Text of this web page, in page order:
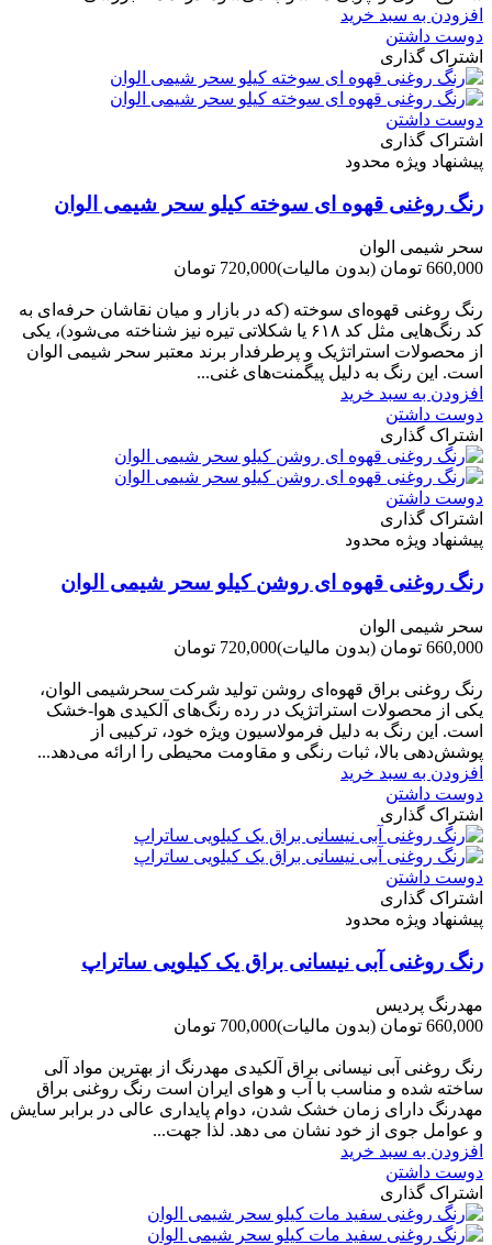
افزودن به سبد خرید
دوست داشتن
اشتراک گذاری
دوست داشتن
اشتراک گذاری
پیشنهاد ویژه محدود
رنگ روغنی قهوه ای سوخته کیلو سحر شیمی الوان
سحر شیمی الوان
660,000 تومان
(بدون مالیات)720,000 تومان
رنگ روغنی قهوه‌ای سوخته (که در بازار و میان نقاشان حرفه‌ای به
کد رنگ‌هایی مثل کد ۶۱۸ یا شکلاتی تیره نیز شناخته می‌شود)، یکی
از محصولات استراتژیک و پرطرفدار برند معتبر سحر شیمی الوان
است. این رنگ به دلیل پیگمنت‌های غنی...
افزودن به سبد خرید
دوست داشتن
اشتراک گذاری
دوست داشتن
اشتراک گذاری
پیشنهاد ویژه محدود
رنگ روغنی قهوه ای روشن کیلو سحر شیمی الوان
سحر شیمی الوان
660,000 تومان
(بدون مالیات)720,000 تومان
رنگ روغنی براق قهوه‌ای روشن تولید شرکت سحرشیمی الوان،
یکی از محصولات استراتژیک در رده رنگ‌های آلکیدی هوا-خشک
است. این رنگ به دلیل فرمولاسیون ویژه خود، ترکیبی از
پوشش‌دهی بالا، ثبات رنگی و مقاومت محیطی را ارائه می‌دهد...
افزودن به سبد خرید
دوست داشتن
اشتراک گذاری
دوست داشتن
اشتراک گذاری
پیشنهاد ویژه محدود
رنگ روغنی آبی نیسانی براق یک کیلویی ساتراپ
مهدرنگ پردیس
660,000 تومان
(بدون مالیات)700,000 تومان
رنگ روغنی آبی نیسانی براق آلکیدی مهدرنگ از بهترین مواد آلی
ساخته شده و مناسب با آب و هوای ایران است رنگ روغنی براق
مهدرنگ دارای زﻣﺎن ﺧﺸﮏ ﺷﺪن، دوام ﭘﺎﯾﺪاری عالی در ﺑﺮاﺑﺮ ﺳﺎﯾﺶ
و ﻋﻮاﻣﻞ ﺟﻮی از ﺧﻮد ﻧﺸﺎن ﻣﯽ دﻫﺪ. ﻟﺬا ﺟﻬﺖ...
افزودن به سبد خرید
دوست داشتن
اشتراک گذاری